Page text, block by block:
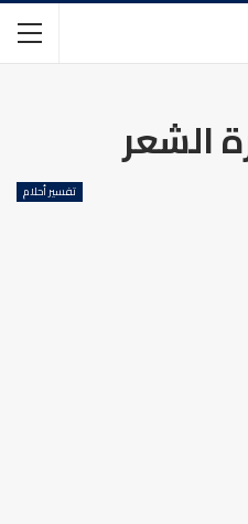
الشعر
تفسير أحلام